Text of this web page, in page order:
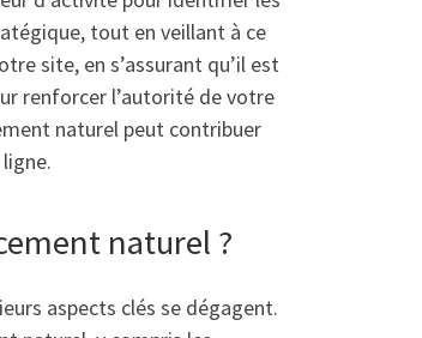
tout en veillant à ce
site, en s’assurant qu’il est
renforcer l’autorité de votre
naturel peut contribuer
naturel ?
aspects clés se dégagent.